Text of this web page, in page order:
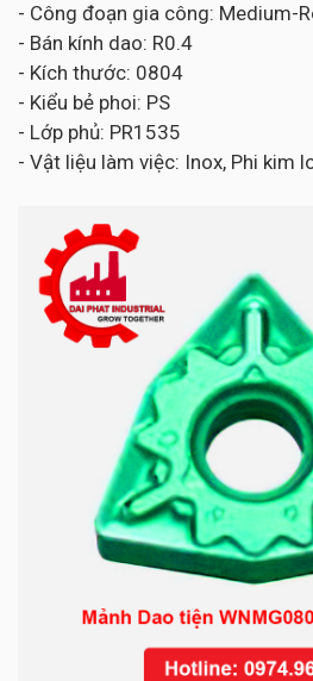
- Công đoạn gia công: Medium-
- Bán kính dao: R0.4
- Kích thước: 0804
- Kiểu bẻ phoi: PS
- Lớp phủ: PR1535
- Vật liệu làm việc: Inox, Phi kim